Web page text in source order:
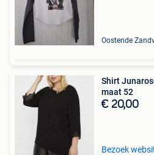
Shirt
maat 52
€ 20,00
Bezoek